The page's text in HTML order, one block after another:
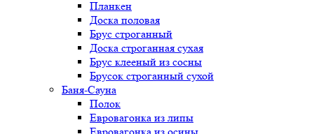
Планкен
Доска половая
Брус строганный
Доска строганная сухая
Брус клееный из сосны
Брусок строганный сухой
Баня-Сауна
Полок
Евровагонка из липы